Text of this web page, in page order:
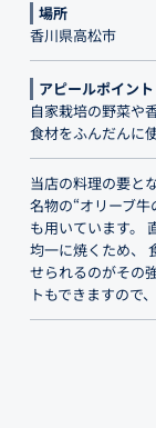
場所
香川県高松市
アピールポイント
自家栽培の野菜や
食材をふんだんに
当店の料理の要と
名物の“オリーブ
も用いています。
均一に焼くため、
せられるのがその
トもできますので